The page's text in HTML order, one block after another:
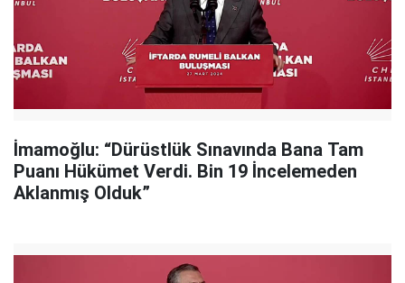
İmamoğlu: “Dürüstlük Sınavında Bana Tam
Puanı Hükümet Verdi. Bin 19 İncelemeden
Aklanmış Olduk”